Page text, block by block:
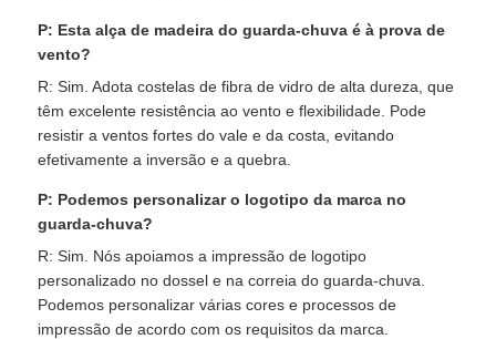
P: Esta alça de madeira do guarda-chuva é à prova de
vento?
R: Sim. Adota costelas de fibra de vidro de alta dureza, que
têm excelente resistência ao vento e flexibilidade. Pode
resistir a ventos fortes do vale e da costa, evitando
efetivamente a inversão e a quebra.
P: Podemos personalizar o logotipo da marca no
guarda-chuva?
R: Sim. Nós apoiamos a impressão de logotipo
personalizado no dossel e na correia do guarda-chuva.
Podemos personalizar várias cores e processos de
impressão de acordo com os requisitos da marca.